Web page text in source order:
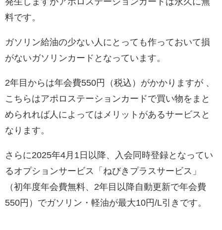
料です。
ガソリン給油の少ない人にとっても作っておいて損
がないガソリンカードとなっています。
2年目からは年会費550円（税込）がかかりますが 、
こちらはアポロステーションカードで買い物をまと
められれば人によってはメリットがあるサービスと
なります。
さらに2025年4月1日以降、入会同時登録となってい
るオプションサービス「ねびきプラスサービス」
（初年度年会費無料、2年目以降自動更新で年会費
550円）でガソリン・軽油が最大10円/L引きです。